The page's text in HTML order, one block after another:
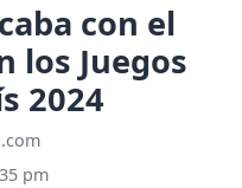
con el
los Juegos
2024
pm